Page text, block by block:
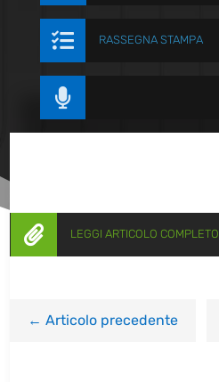
 RASSEGNA STAMPA

 LEGGI ARTICOLO COMPLETO
←Articolo precedente